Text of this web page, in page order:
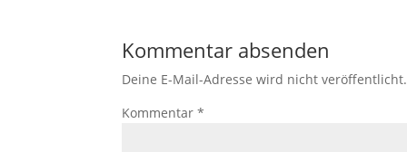
Kommentar absenden
Deine E-Mail-Adresse wird nicht veröffentlicht.
Kommentar*